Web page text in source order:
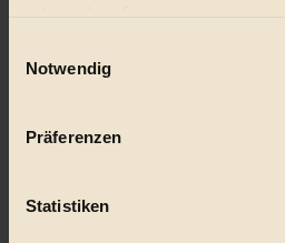
oder widerrufen
Wenn Sie es erlauben, würden
Ihr Gerät durch aktives
Erfahren Sie mehr darüber, wie
Notwendig
Präferenzen
Statistiken